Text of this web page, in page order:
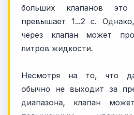
больших клапанов
превышает 1...2 с.
через клапан может
литров жидкости.
Несмотря на то, что
обычно не выходит за
диапазона, клапан